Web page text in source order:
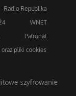
Radio Republika
WNET
Patronat
pliki cookies
szyfrowanie